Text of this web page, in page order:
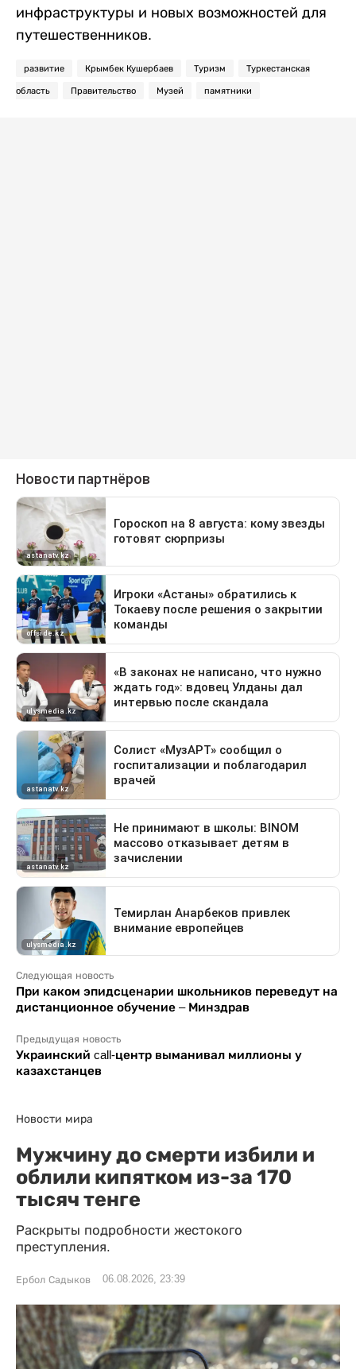
инфраструктуры и новых возможностей для
путешественников.
развитие Крымбек Кушербаев Туризм Туркестанская
область Правительство Музей памятники
Следующая новость
При каком эпидсценарии школьников переведут на
дистанционное обучение – Минздрав
Предыдущая новость
Украинский call-центр выманивал миллионы у
казахстанцев
Новости мира
Мужчину до смерти избили и
облили кипятком из-за 170
тысяч тенге
Раскрыты подробности жестокого
преступления.
Ербол Садыков 06.08.2026, 23:39